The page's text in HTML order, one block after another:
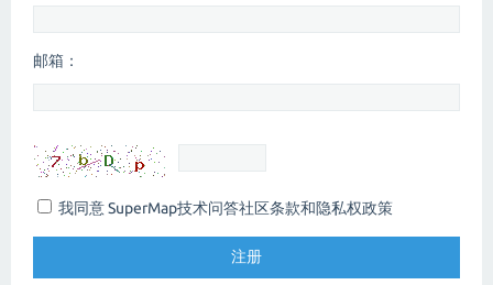
邮箱：
我同意 SuperMap技术问答社区条款和隐私权政策